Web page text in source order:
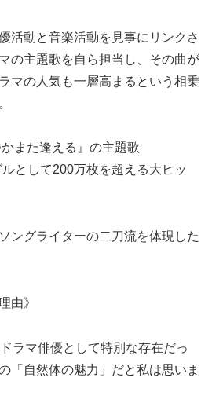
活動と音楽活動を見事にリンクさ
の主題歌を自ら担当し、その曲が
マの人気も一層高まるという相乗
また逢える』の主題歌
ルとして200万枚を超える大ヒッ
ングライターの二刀流を体現した
由》
ラマ俳優として特別な存在だっ
「自然体の魅力」だと私は思いま